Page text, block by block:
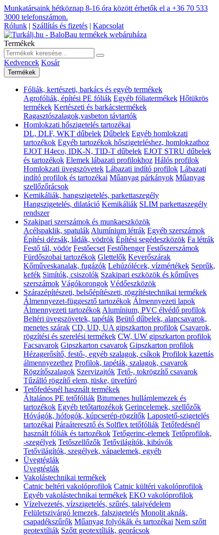
Munkatársaink hétköznap 8-16 óra között érhetők el a +36 70 533
3000 telefonszámon.
Rólunk | Szállítás és fizetés | Kapcsolat
Termékek
Kedvencek Kosár
Termékek
Fóliák, kertészeti, barkács és egyéb termékek
Agrofóliák, építési PE fóliák Egyéb fóliatermékek Hőtükrös
termékek Kertészeti és barkácstermékek
Ragasztószalagok,vasbeton távtartók
Homlokzati hőszigetelés tartozékai
DL, DLF, WKT dűbelek Dűbelek Egyéb homlokzati
tartozékok Egyéb tartozékok hőszigeteléshez, homlokzathoz
EJOT H4eco, IDK-N, TID-T dűbelek EJOT STRU dűbelek
és tartozékok Elemek lábazati profilokhoz Hálós profilok
Homlokzati üvegszövetek Lábazati indító profilok Lábazati
indító profilok és tartozékai Műanyag párkányok Műanyag
szellőzőrácsok
Kemikáliák, hangszigetelés, parkettaszegély
Hangszigetelés, dilatáció Kemikáliák SLIM parkettaszegély
rendszer
Szakipari szerszámok és munkaeszközök
Acélspaklik, spatulák Alumínium létrák Egyéb szerszámok
Építési dézsák, ládák, vödrök Építési segédeszközök Fa létrák
Festő tál, vödör Festőecset Festőhenger Festőszerszámok
Fürdőszobai tartozékok Glettelők Keverőszárak
Kőműveskanalak, fugázók Lehúzólécek, vízmértékek Seprűk,
kefék Simítók, csiszolók Szakipari eszközök és kőműves
szerszámok Vágókorongok Védőeszközök
Szárazépítészeti, belsőépítészeti, rögzítéstechnikai termékek
Álmennyezet-függesztő tartozékok Álmennyezeti lapok
Álmennyezeti tartozékok Alumínium, PVC élvédő profilok
Beltéri üvegszövetek, tapéták Beütő dűbelek, alapcsavarok,
menetes szárak CD, UD, UA gipszkarton profilok Csavarok,
rögzítési és szerelési termékek CW, UW gipszkarton profilok
Facsavarok Gipszkarton csavarok Gipszkarton profilok
Hézagerősítő, festő-, egyéb szalagok, csíkok Profilok kazettás
álmennyezethez Profilok, tapéták, szalagok, csavarok
Rögzítőszalagok Szervizajtók Tető-, tokrögzítő csavarok
Tűzálló rögzítő elem, tüske, ütvefúró
Tetőfedésnél használt termékek
Általános PE tetőfóliák Bitumenes hullámlemezek és
tartozékok Egyéb tetőtartozékok Gerincelemek, szellőzők
Hóvágók, hófogók, kúpcserép-rögzítők Lapostető-szigetelés
tartozékai Páraáteresztő és Solflex tetőfóliák Tetőfedésnél
használt fóliák és tartozékok Tetőgerinc-elemek Tetőprofilok,
-szegélyek Tetőszellőzők Tetővilágítók, kibúvók
Tetővilágítók, szegélyek, vápaelemek, egyéb
Üvegtéglák
Üvegtéglák
Vakolástechnikai termékek
Catnic beltéri vakolóprofilok Catnic kültéri vakolóprofilok
Egyéb vakolástechnikai termékek EKO vakolóprofilok
Vízelvezetés, vízszigetelés, szűrés, talajvédelem
Felületszivárgó lemezek, falszigetelés Monolit aknák,
csapadékszűrők Műanyag folyókák és tartozékai Nem szőtt
geotextíliák Szőtt geotextíliák, georácsok